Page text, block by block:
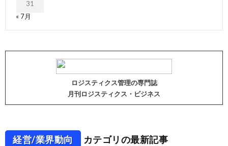
31
« 7月
ロジスティクス管理の専門誌
月刊ロジスティクス・ビジネス
経営/業界動向 カテゴリの最新記事